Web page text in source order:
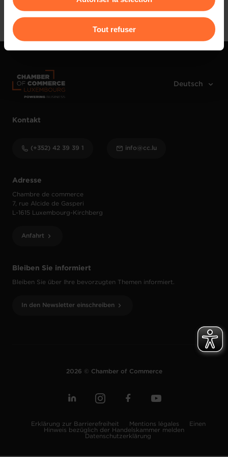
Pour de plus amples informations sur la manière dont
nous utilisons lescookies et sommes amenés à traiter
vos données personnelles, vous pouvez consulter notre
protection des données personnelles
Tout refuser
Anmelden
Bleiben Sie informiert
Bleiben Sie über Ihre bevorzugten Themen informiert.
In den Newsletter einschreiben
Adresse
Chambre de commerce
7, rue Alcide de Gasperi
L-1615 Luxembourg-Kirchberg
Anfahrt
Kontakt
(+352) 42 39 39 1 info@cc.lu
2026 © Chamber of Commerce
Erklärung zur Barrierefreiheit Mentions légales
Einen
Hinweis bezüglich der Handelskammer melden
Datenschutzerklärung